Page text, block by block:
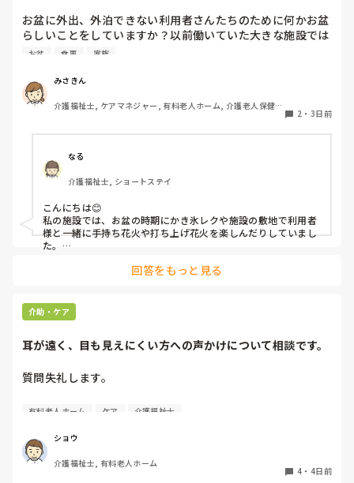
お盆に外出、外泊できない利用者さんたちのために何かお盆
らしいことをしていますか？以前働いていた大きな施設では
実際に住職さんを呼びご焼香できるようにそれ用のスペース
族が面会に来る…などでした。お盆まであと少しです。何か
していることがあればぜひシェアよろしくお願いします。
お盆 食事 家族
みさきん
介護福祉士, ケアマネジャー, 有料老人ホーム, 介護老人保健施
2 ・ 3日前
なる
介護福祉士, ショートステイ
こんにちは😊
私の施設では、お盆の時期にかき氷レクや施設の敷地で利用者
様と一緒に手持ち花火や打ち上げ花火を楽しんだりしていまし
た。
利用者様にとっても良い経験にもなりますね！
回答をもっと見る
介助・ケア
耳が遠く、目も見えにくい方への声かけについて相談です。
質問失礼します。
耳が遠く、目もあまり見えていない利用者様への声かけにつ
現在、私は「大きな声で、ゆっくり耳元でお話しする」とい
う方法で対応しています。
聞き取れると安心していただける方なので何とか理解しても
有料老人ホーム ケア 介護福祉士
ショウ
介護福祉士, 有料老人ホーム
4 ・ 4日前